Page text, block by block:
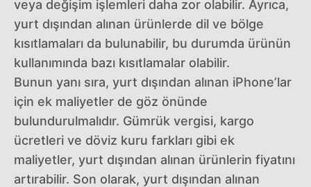
veya değişim işlemleri daha zor olabilir. Ayrıca,
yurt dışından alınan ürünlerde dil ve bölge
kısıtlamaları da bulunabilir, bu durumda ürünün
kullanımında bazı kısıtlamalar olabilir.
Bunun yanı sıra, yurt dışından alınan iPhone’lar
için ek maliyetler de göz önünde
bulundurulmalıdır. Gümrük vergisi, kargo
ücretleri ve döviz kuru farkları gibi ek
maliyetler, yurt dışından alınan ürünlerin fiyatını
artırabilir. Son olarak, yurt dışından alınan